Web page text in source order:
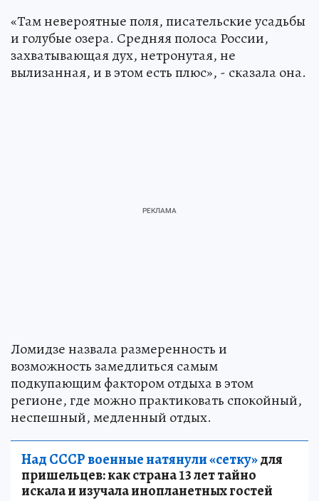
«Там невероятные поля, писательские усадьбы
и голубые озера. Средняя полоса России,
захватывающая дух, нетронутая, не
вылизанная, и в этом есть плюс», - сказала она.
Ломидзе назвала размеренность и
возможность замедлиться самым
подкупающим фактором отдыха в этом
регионе, где можно практиковать спокойный,
неспешный, медленный отдых.
Над СССР военные натянули «сетку»для
пришельцев: как страна 13 лет тайно
искала и изучала инопланетных гостей